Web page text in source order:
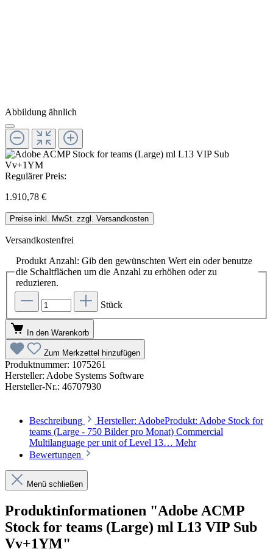
Abbildung ähnlich
Regulärer Preis:
1.910,78 €
Preise inkl. MwSt. zzgl. Versandkosten
Versandkostenfrei
Produkt Anzahl: Gib den gewünschten Wert ein oder benutze
die Schaltflächen um die Anzahl zu erhöhen oder zu
reduzieren.
Stück
In den Warenkorb
Zum Merkzettel hinzufügen
Produktnummer: 1075261
Hersteller: Adobe Systems Software
Hersteller-Nr.: 46707930
Beschreibung
Hersteller: AdobeProdukt: Adobe Stock for
teams (Large - 750 Bilder pro Monat) Commercial
Multilanguage per unit of Level 13… Mehr
Bewertungen
Menü schließen
Produktinformationen "Adobe ACMP
Stock for teams (Large) ml L13 VIP Sub
Vv+1YM"